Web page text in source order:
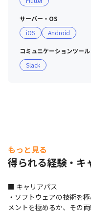
サーバー・OS
iOS
Android
コミュニケーションツール
Slack
もっと見る
得られる経験・キ
■ キャリアパス
・ソフトウェアの技術を
メントを極めるか、その